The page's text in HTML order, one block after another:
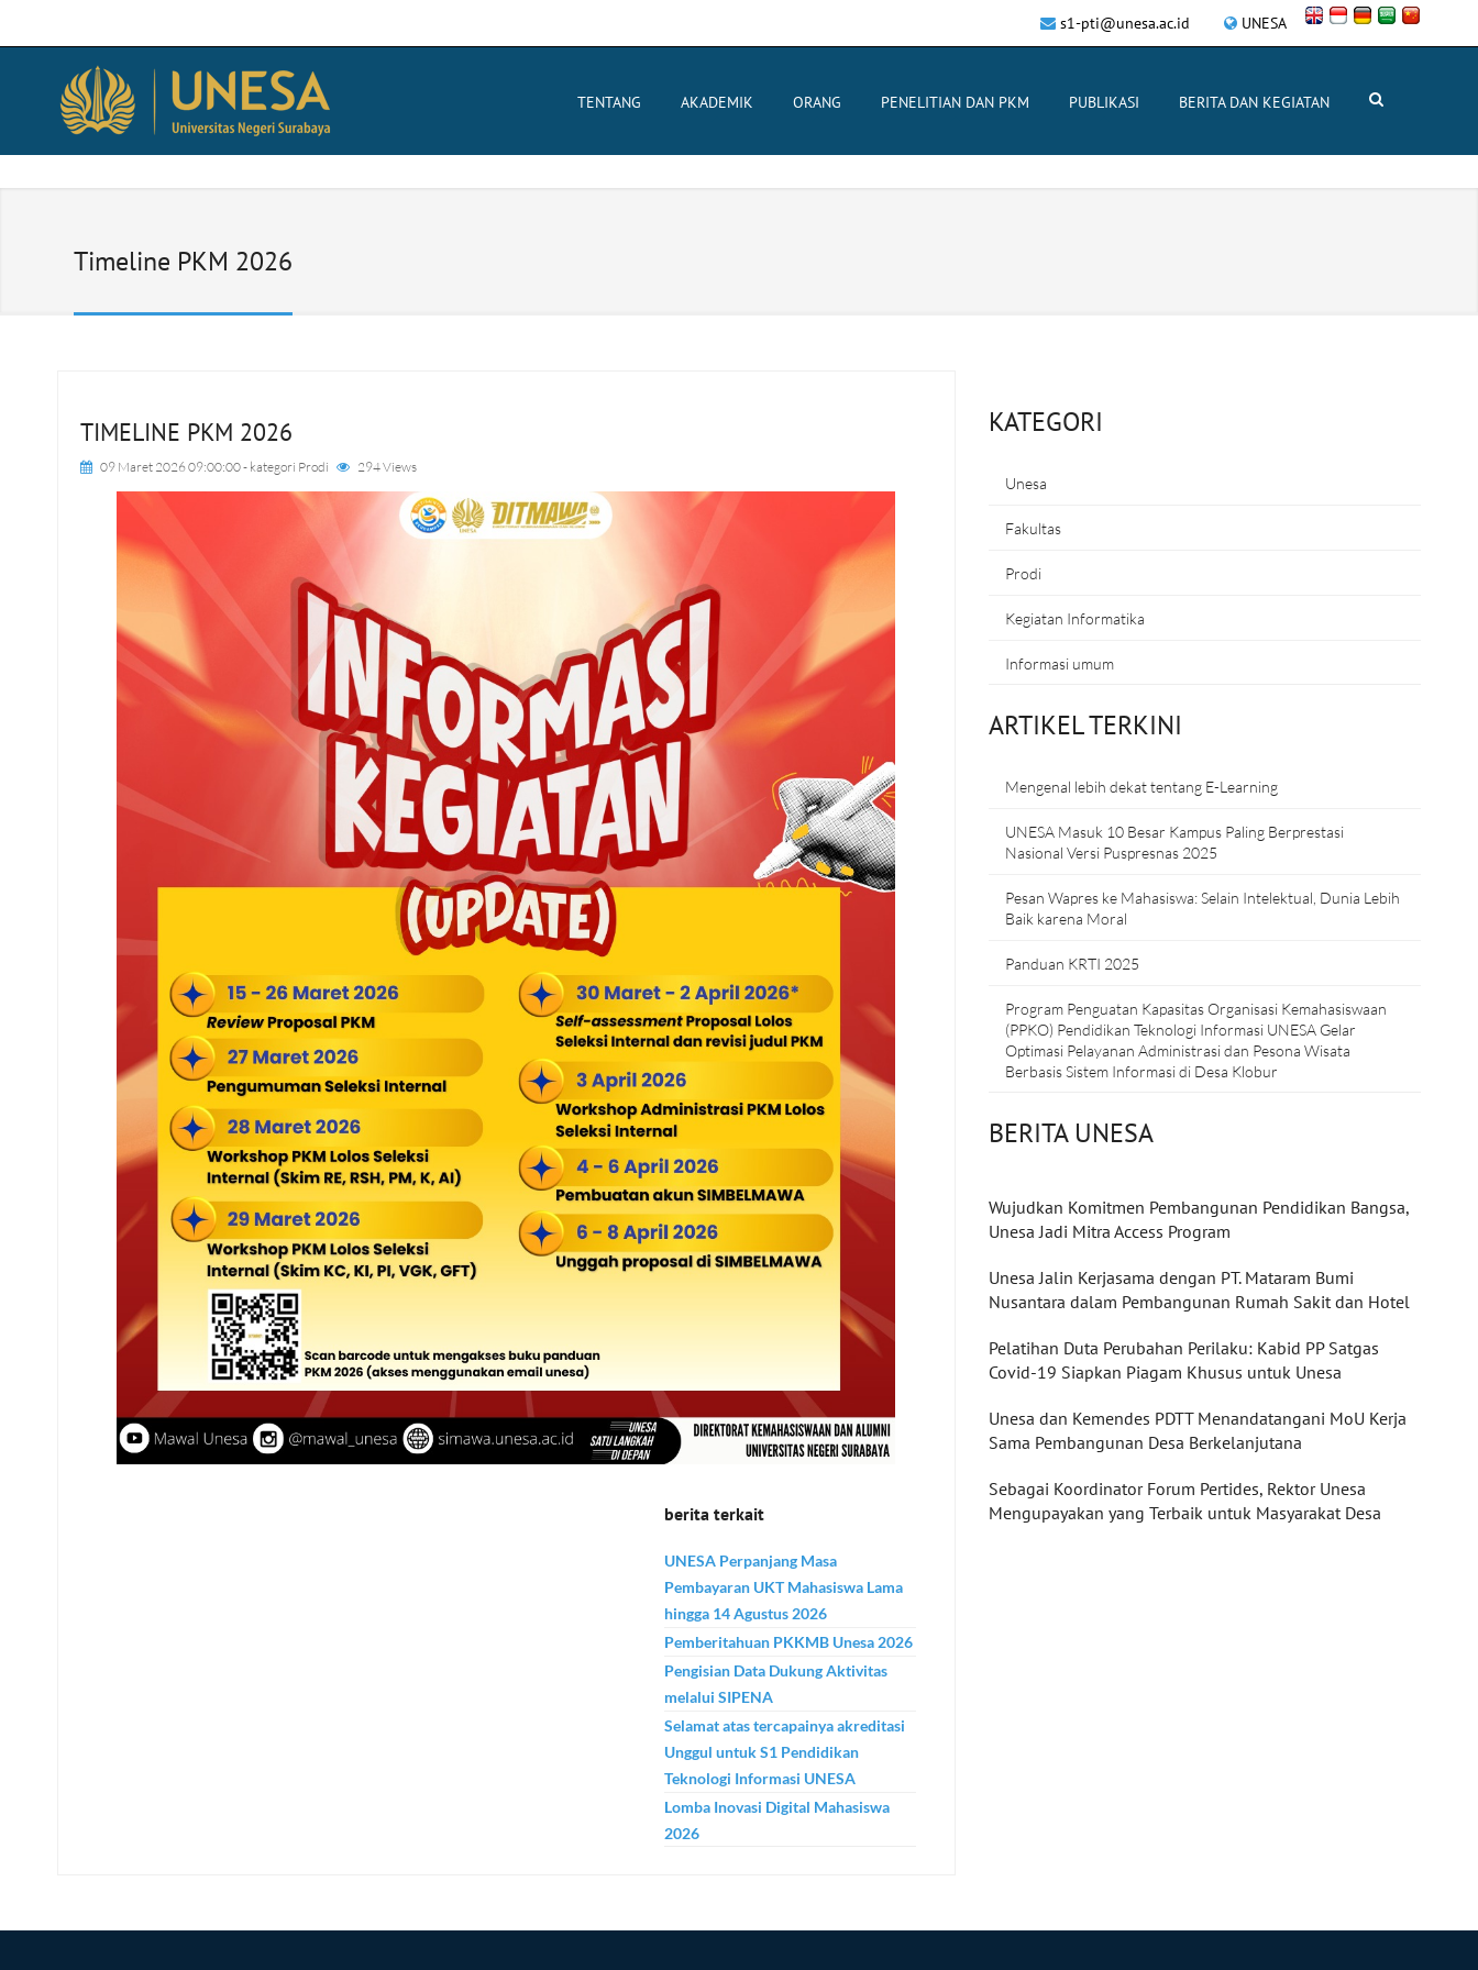
UNESA
s1-pti@unesa.ac.id
TENTANG AKADEMIK ORANG PENELITIAN DAN PKM PUBLIKASI BERITA DAN KEGIATAN
Timeline PKM 2026
TIMELINE PKM 2026
09 Maret 2026 09:00:00- kategori Prodi 294 Views
berita terkait
UNESA Perpanjang Masa
Pembayaran UKT Mahasiswa Lama
hingga 14 Agustus 2026
Pemberitahuan PKKMB Unesa 2026
Pengisian Data Dukung Aktivitas
melalui SIPENA
Selamat atas tercapainya akreditasi
Unggul untuk S1 Pendidikan
Teknologi Informasi UNESA
Lomba Inovasi Digital Mahasiswa
2026
KATEGORI
Unesa
Fakultas
Prodi
Kegiatan Informatika
Informasi umum
ARTIKEL TERKINI
Mengenal lebih dekat tentang E-Learning
UNESA Masuk 10 Besar Kampus Paling Berprestasi
Nasional Versi Puspresnas 2025
Pesan Wapres ke Mahasiswa: Selain Intelektual, Dunia Lebih
Baik karena Moral
Panduan KRTI 2025
Program Penguatan Kapasitas Organisasi Kemahasiswaan
(PPKO) Pendidikan Teknologi Informasi UNESA Gelar
Optimasi Pelayanan Administrasi dan Pesona Wisata
Berbasis Sistem Informasi di Desa Klobur
BERITA UNESA
Wujudkan Komitmen Pembangunan Pendidikan Bangsa,
Unesa Jadi Mitra Access Program
Unesa Jalin Kerjasama dengan PT. Mataram Bumi
Nusantara dalam Pembangunan Rumah Sakit dan Hotel
Pelatihan Duta Perubahan Perilaku: Kabid PP Satgas
Covid-19 Siapkan Piagam Khusus untuk Unesa
Unesa dan Kemendes PDTT Menandatangani MoU Kerja
Sama Pembangunan Desa Berkelanjutana
Sebagai Koordinator Forum Pertides, Rektor Unesa
Mengupayakan yang Terbaik untuk Masyarakat Desa